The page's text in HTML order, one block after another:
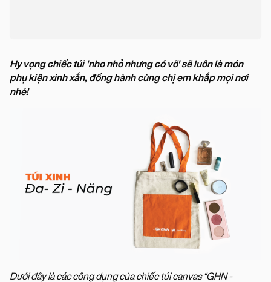
Hy vọng chiếc túi 'nho nhỏ nhưng có võ' sẽ luôn là món
phụ kiện xinh xắn, đồng hành cùng chị em khắp mọi nơi
nhé!
Dưới đây là các công dụng của chiếc túi canvas “GHN -